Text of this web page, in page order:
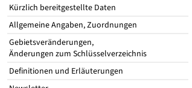
Kürzlich bereitgestellte Daten
Allgemeine Angaben, Zuordnungen
Gebietsveränderungen,
Änderungen zum Schlüsselverzeichnis
Definitionen und Erläuterungen